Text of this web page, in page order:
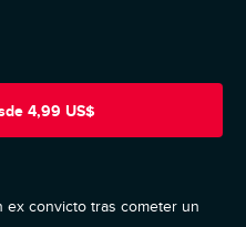
4,99 US$
ex convicto tras cometer un